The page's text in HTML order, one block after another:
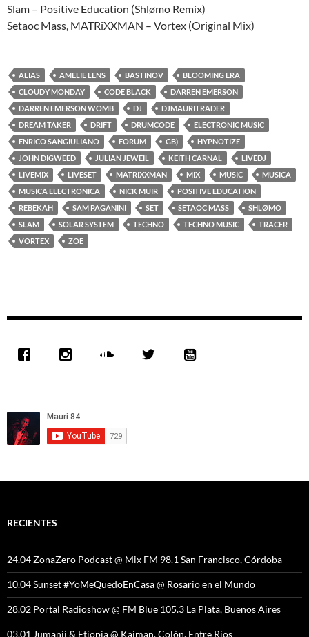
Slam – Positive Education (Shlømo Remix)
Setaoc Mass, MATRiXXMAN – Vortex (Original Mix)
ALIAS AMELIE LENS BASTINOV
BLOOMING ERA
CLOUDY MONDAY
CODE BLACK
DARREN EMERSON
DARREN EMERSON WOMB
DJ
DJMAURITRADER
DREAM TAKER
DRIFT DRUMCODE
ELECTRONIC MUSIC
ENRICO SANGIULIANO
FORUM GB)
HYPNOTIZE
JOHN DIGWEED
JULIAN JEWEIL KEITH CARNAL
LIVEDJ
LIVEMIX
LIVESET MATRIXXMAN MIX MUSIC
MUSICA
MUSICA ELECTRONICA
NICK MUIR
POSITIVE EDUCATION
REBEKAH
SAM PAGANINI SET SETAOC MASS
SHLØMO
SLAM
SOLAR SYSTEM TECHNO TECHNO MUSIC
TRACER
VORTEX
ZOE
RECIENTES
24.04 ZonaZero Podcast @ Mix FM 98.1 San Francisco, Córdoba
10.04 Sunset #YoMeQuedoEnCasa @ Rosario en el Mundo
28.02 Portal Radioshow @ FM Blue 105.3 La Plata, Buenos Aires
03.01 Jumanji & Etiopia @ Kaiman, Colón, Entre Ríos